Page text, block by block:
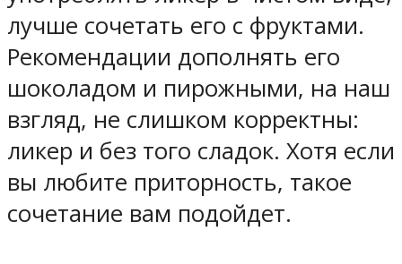
лучше сочетать его с фруктами.
Рекомендации дополнять его
шоколадом и пирожными, на наш
взгляд, не слишком корректны:
ликер и без того сладок. Хотя если
вы любите приторность, такое
сочетание вам подойдет.